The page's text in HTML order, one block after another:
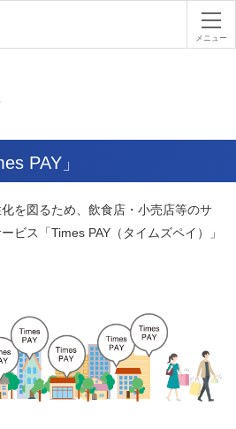
パーク２
メニュー
PAY」
を図るため、飲食店・小売店等のサ
ビス「Times PAY（タイムズペイ）」